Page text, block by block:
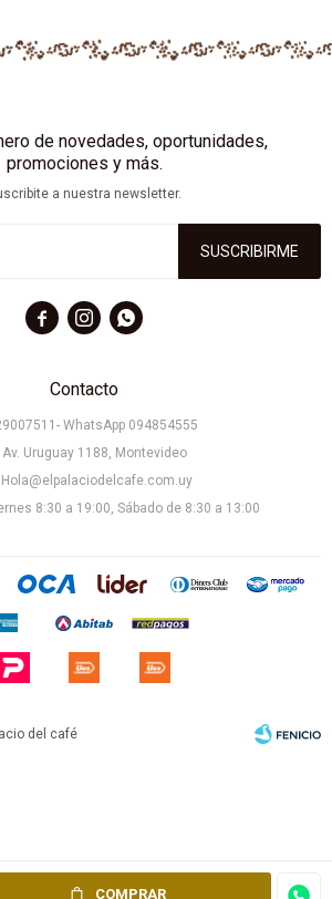
COMPRAR
Contacto
WhatsApp 094854555
Av. Uruguay 1188, Montevideo
Hola@elpalaciodelcafe.com.uy
8:30 a 19:00, Sábado de 8:30 a 13:00
de novedades, oportunidades,
promociones y más.
a nuestra newsletter.
SUSCRIBIRME
  
del café
Fenicio